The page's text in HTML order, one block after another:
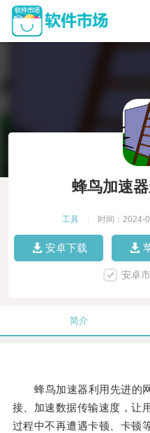
蜂鸟加速
工具 时间：2024-
安卓下载
安卓
简介
蜂鸟加速器利用先进的网
接、加速数据传输速度，让
过程中不再遭遇卡顿、卡顿